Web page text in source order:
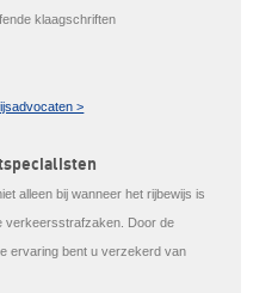
klaagschriften
>
alleen bij wanneer het rijbewijs is
verkeersstrafzaken. Door de
ervaring bent u verzekerd van